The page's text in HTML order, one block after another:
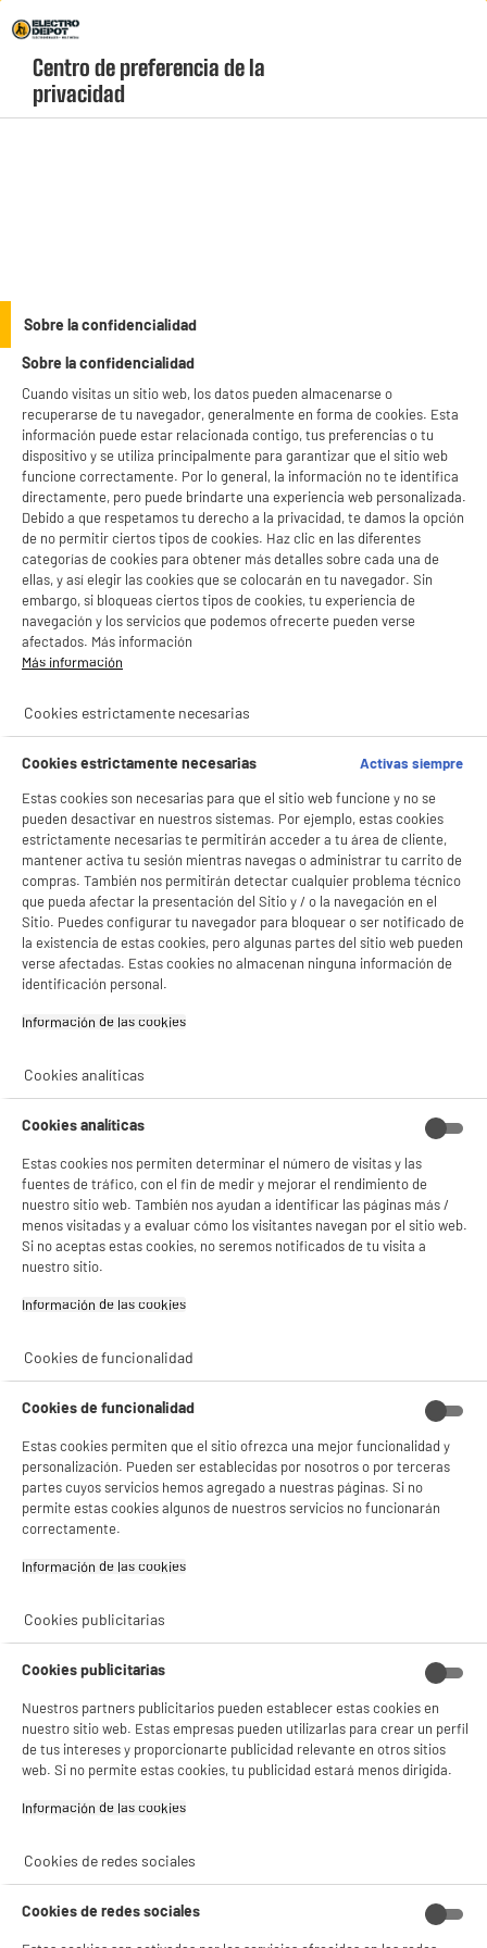
Menú
geolocation-header-icon-text
account
NO SOLO TENEMOS LOS MEJORES PRECIOS
101.669 opiniones
autentificadas por
ELECTRO DEPOT
★★★★★
★★★★★
4,26
PAGO SEGURO GARANTÍAS
5 TIENDAS A TU SERVICIO
ENVÍO Y RECOGIDA
Recogida en 1h:Gratuita
Envío a domicilio: 3 - 5 días laborables
ESTAMOS EN CONTACTO
¡DESCARGA NUESTRA APP!
Con el fin de mejorar tu experiencia, y tras tu consentimiento, ELECTRO DEPOT
y sus socios utilizan cookies que procesan tus datos personales para:
- compartir contenido adaptado a tus preferencias
- ofrecer publicidad y comunicaciones personalizadas
- facilitar el intercambio de contenido en las redes sociales
- analizar el tráfico en nuestro sitio web Consulta la política de cookies.
Consulta la política de cookies..
Si aceptas, la experiencia será aún mejor. Si no acepta, se utilizarán cookies
estadísticas anónimas basadas en tu navegación. Puedes oponerte a su uso
gestionando sus cookies.
¡Buena visita!
Centro de preferencia de la
privacidad
Sobre la confidencialidad
Sobre la confidencialidad
Cuando visitas un sitio web, los datos pueden almacenarse o
recuperarse de tu navegador, generalmente en forma de cookies. Esta
información puede estar relacionada contigo, tus preferencias o tu
dispositivo y se utiliza principalmente para garantizar que el sitio web
funcione correctamente. Por lo general, la información no te identifica
directamente, pero puede brindarte una experiencia web personalizada.
Debido a que respetamos tu derecho a la privacidad, te damos la opción
de no permitir ciertos tipos de cookies. Haz clic en las diferentes
categorías de cookies para obtener más detalles sobre cada una de
ellas, y así elegir las cookies que se colocarán en tu navegador. Sin
embargo, si bloqueas ciertos tipos de cookies, tu experiencia de
navegación y los servicios que podemos ofrecerte pueden verse
afectados. Más información
Más información
Cookies estrictamente necesarias
Cookies estrictamente necesarias
Activas siempre
Estas cookies son necesarias para que el sitio web funcione y no se
pueden desactivar en nuestros sistemas. Por ejemplo, estas cookies
estrictamente necesarias te permitirán acceder a tu área de cliente,
mantener activa tu sesión mientras navegas o administrar tu carrito de
compras. También nos permitirán detectar cualquier problema técnico
que pueda afectar la presentación del Sitio y / o la navegación en el
Sitio. Puedes configurar tu navegador para bloquear o ser notificado de
la existencia de estas cookies, pero algunas partes del sitio web pueden
verse afectadas. Estas cookies no almacenan ninguna información de
identificación personal.
Información de las cookies‎
Cookies analíticas
Cookies analíticas
Estas cookies nos permiten determinar el número de visitas y las
fuentes de tráfico, con el fin de medir y mejorar el rendimiento de
nuestro sitio web. También nos ayudan a identificar las páginas más /
menos visitadas y a evaluar cómo los visitantes navegan por el sitio web.
Si no aceptas estas cookies, no seremos notificados de tu visita a
nuestro sitio.
Información de las cookies‎
Cookies de funcionalidad
Cookies de funcionalidad
Estas cookies permiten que el sitio ofrezca una mejor funcionalidad y
personalización. Pueden ser establecidas por nosotros o por terceras
partes cuyos servicios hemos agregado a nuestras páginas. Si no
permite estas cookies algunos de nuestros servicios no funcionarán
correctamente.
Información de las cookies‎
Cookies publicitarias
Cookies publicitarias
Nuestros partners publicitarios pueden establecer estas cookies en
nuestro sitio web. Estas empresas pueden utilizarlas para crear un perfil
de tus intereses y proporcionarte publicidad relevante en otros sitios
web. Si no permite estas cookies, tu publicidad estará menos dirigida.
Información de las cookies‎
Cookies de redes sociales
Cookies de redes sociales